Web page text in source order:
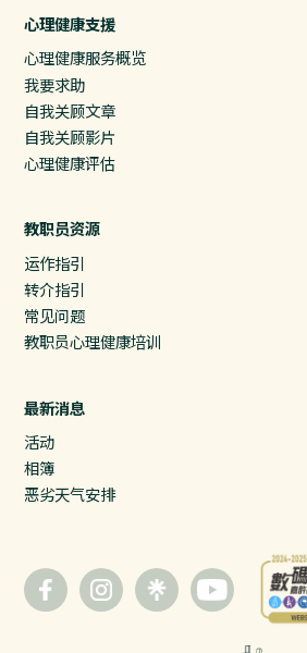
心理健康支援
心理健康服务概览
我要求助
自我关顾文章
自我关顾影片
心理健康评估
教职员资源
运作指引
转介指引
常见问题
教职员心理健康培训
最新消息
活动
相簿
恶劣天气安排